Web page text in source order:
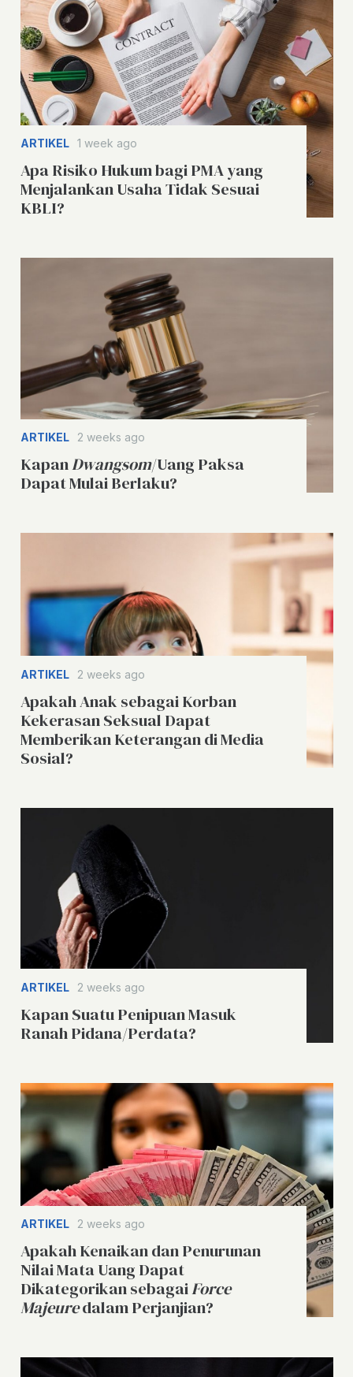
ARTIKEL 1 week ago
Apa Risiko Hukum bagi PMA yang
Menjalankan Usaha Tidak Sesuai
KBLI?
ARTIKEL 2 weeks ago
KapanDwangsom/Uang Paksa
Dapat Mulai Berlaku?
ARTIKEL 2 weeks ago
Apakah Anak sebagai Korban
Kekerasan Seksual Dapat
Memberikan Keterangan di Media
Sosial?
ARTIKEL 2 weeks ago
Kapan Suatu Penipuan Masuk
Ranah Pidana/Perdata?
ARTIKEL 2 weeks ago
Apakah Kenaikan dan Penurunan
Nilai Mata Uang Dapat
Dikategorikan sebagaiForce
Majeuredalam Perjanjian?